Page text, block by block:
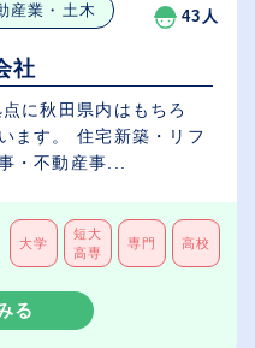
産業・土木 43人
社
に秋田県内はもちろ
ます。 住宅新築・リフ
・不動産事...
大学
短大
高専
専門 高校
る